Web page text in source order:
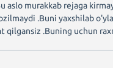
aslo murakkab rejaga
.Buni yaxshilab
qilgansiz .Buning uchun